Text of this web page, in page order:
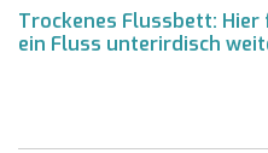
Trockenes Flussbett:
ein Fluss unterirdisch